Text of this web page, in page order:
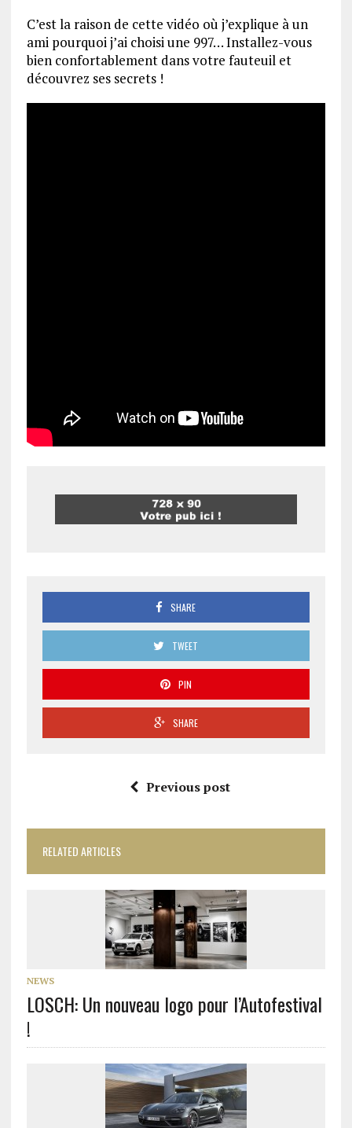
C’est la raison de cette vidéo où j’explique à un
ami pourquoi j’ai choisi une 997… Installez-vous
bien confortablement dans votre fauteuil et
découvrez ses secrets !
SHARE
TWEET
PIN
SHARE
Previous post
RELATED ARTICLES
NEWS
LOSCH: Un nouveau logo pour l’Autofestival
!